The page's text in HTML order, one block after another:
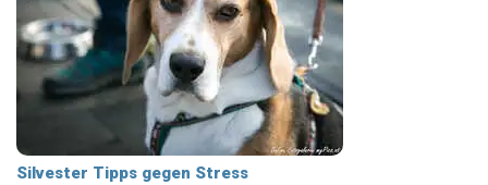
Silvester Tipps gegen Stress